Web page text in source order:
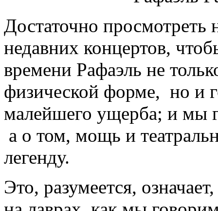
Достаточно просмотреть
недавних концертов,
времени Рафаэль не
физической форме, но и
малейшего ущерба; и мы
а о том, мощь и
легенду.
Это, разумеется,